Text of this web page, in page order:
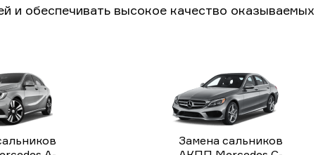
и обеспечивать высокое качество оказываемых
Замена сальников